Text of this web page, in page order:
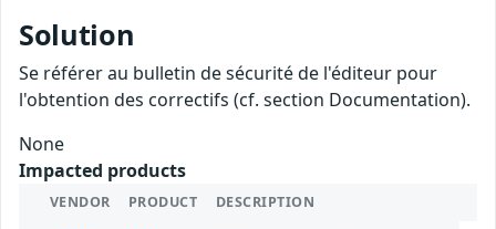
Solution
Se référer au bulletin de sécurité de l'éditeur pour
l'obtention des correctifs (cf. section Documentation).
None
Impacted products
VENDOR PRODUCT DESCRIPTION